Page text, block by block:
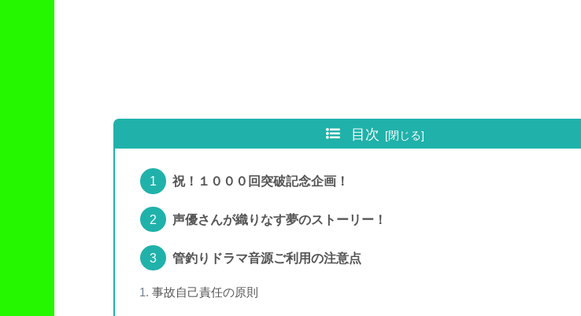
目次
祝！１０００回突破記念企画！
声優さんが織りなす夢のストーリー！
管釣りドラマ音源ご利用の注意点
事故自己責任の原則